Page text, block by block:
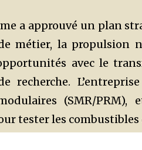
a approuvé un plan
métier, la propulsion
avec le
recherche.
(SMR/
tester les